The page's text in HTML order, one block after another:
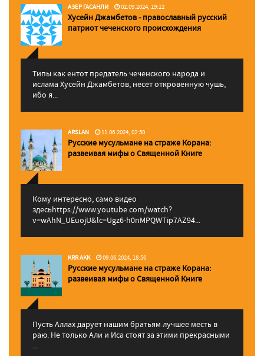
АЗЕР ГАСАНЛИ 02.09.2024, 19:12
Хусейн Джамбетов - православный русский
патриот чеченского происхождения
Типы как ентот предатель чеченского народа и
ислама Хусейн Джамбетов, несет откровенную чушь,
ибо я...
ARSLAN 11.06.2024, 02:50
Русские мусульмане на страже Корана:
pазвеивая мифы о Священной Книге
Кому интересно, само видео
здесьhttps://www.youtube.com/watch?
v=wAhN_UEuojU&lc=Ugz6-h0nMPQWTip7AZ94...
KRR AKK 09.06.2024, 18:56
Русские мусульмане на страже Корана:
pазвеивая мифы о Священной Книге
Пусть Аллах дарует нашим братьям лучшее месть в
раю. Не только Али и Иса стоят за этими прекрасными
...